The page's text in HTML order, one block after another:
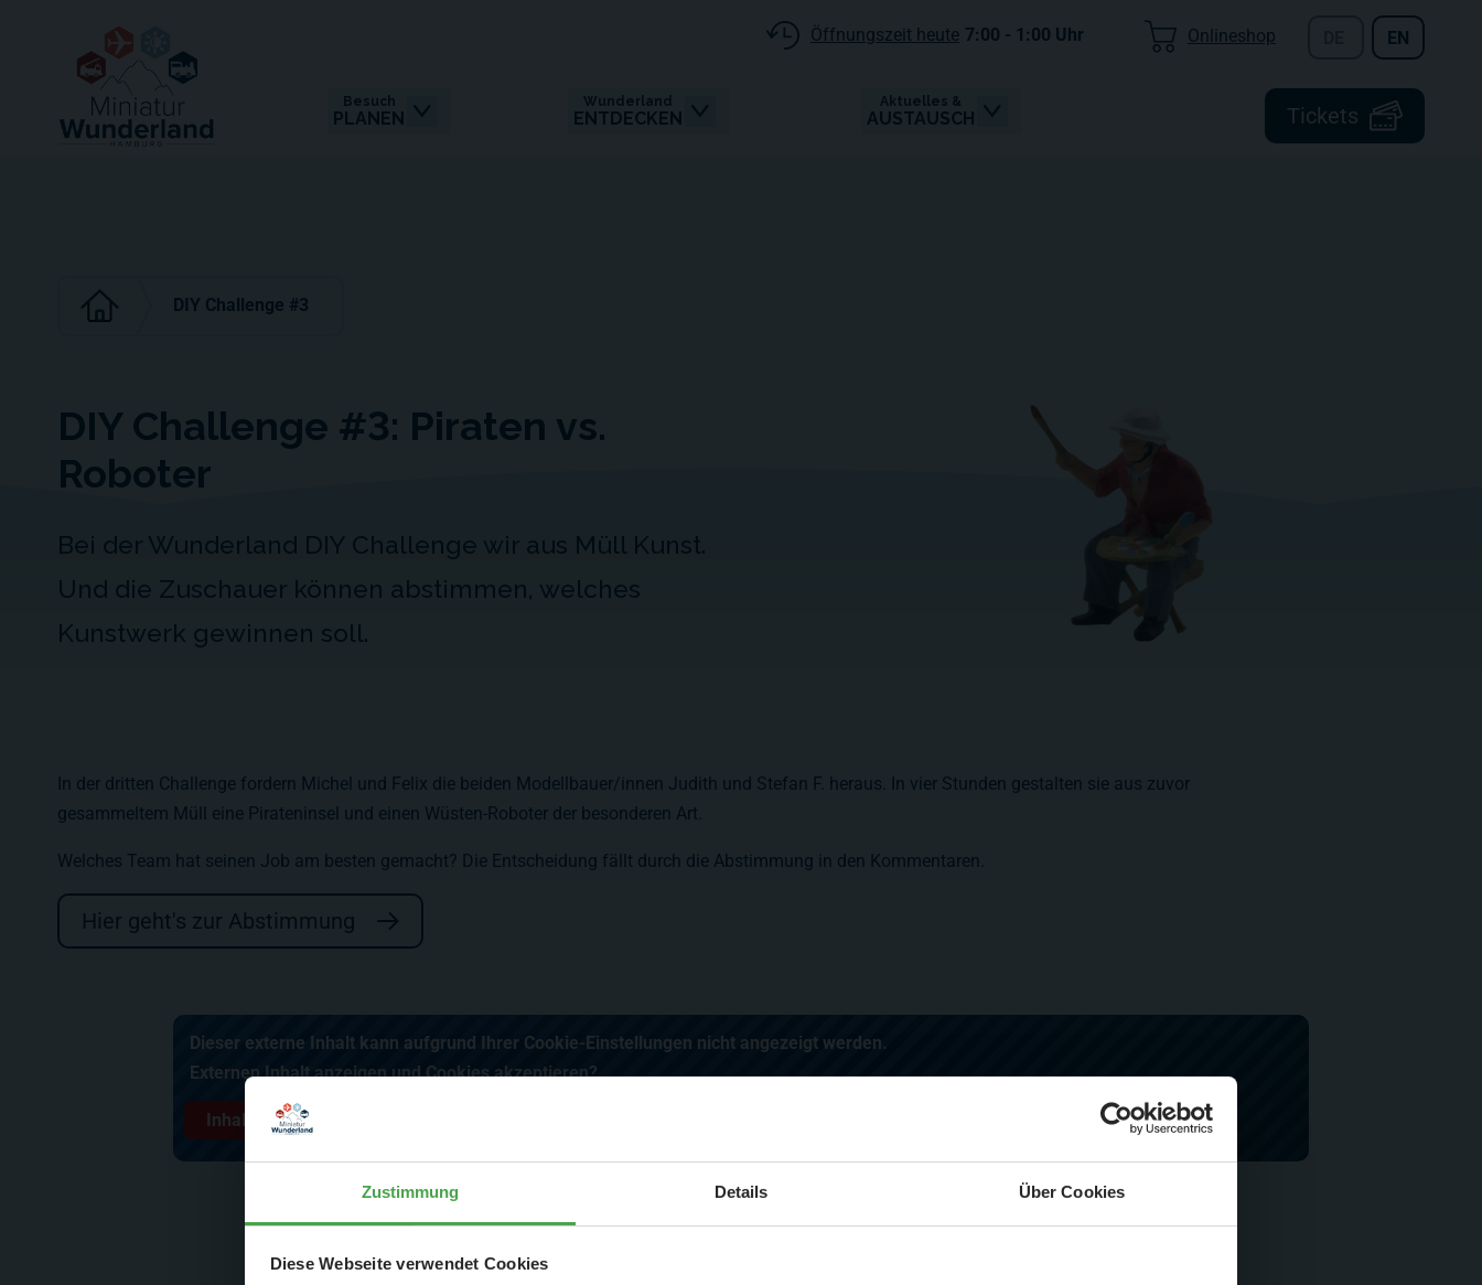
Zustimmung Details Über Cookies
Diese Webseite verwendet Cookies
Tickets
Besuch
PLANEN
Wunderland
ENTDECKEN
Aktuelles &
AUSTAUSCH
Öffnungszeit heute 7:00 - 1:00 Uhr Onlineshop EN
DIY Challenge #3
DIY Challenge #3: Piraten vs.
Roboter
Bei der Wunderland DIY Challenge wir aus Müll Kunst.
Und die Zuschauer können abstimmen, welches
Kunstwerk gewinnen soll.
In der dritten Challenge fordern Michel und Felix die beiden Modellbauer/innen Judith und Stefan F. heraus. In vier Stunden gestalten sie aus zuvor
gesammeltem Müll eine Pirateninsel und einen Wüsten-Roboter der besonderen Art.
Welches Team hat seinen Job am besten gemacht? Die Entscheidung fällt durch die Abstimmung in den Kommentaren.
Hier geht's zur Abstimmung
Dieser externe Inhalt kann aufgrund Ihrer Cookie-Einstellungen nicht angezeigt werden.
Externen Inhalt anzeigen und Cookies akzeptieren?
Inhalt anzeigen ✔
Schließen
Aktuelle Mitteilung
Der Spar-Hammer: 25 % Ersparnis bei Große Pötte & kleine Züge im August